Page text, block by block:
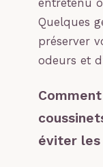
entretenu
Quelques
préserver
odeurs et
éviter les